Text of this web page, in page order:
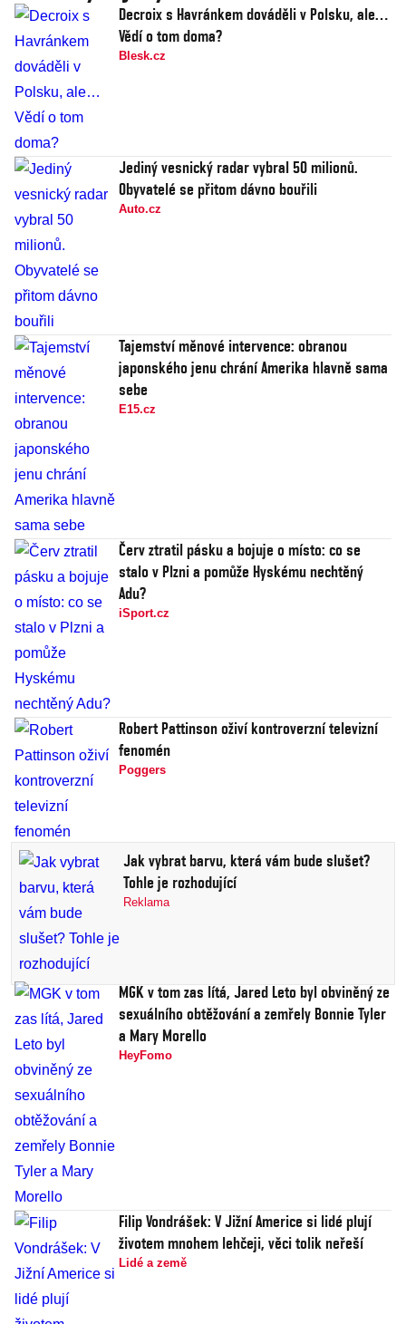
Decroix s Havránkem dováděli v Polsku, ale…
Vědí o tom doma?
Blesk.cz
Jediný vesnický radar vybral 50 milionů.
Obyvatelé se přitom dávno bouřili
Auto.cz
Tajemství měnové intervence: obranou
japonského jenu chrání Amerika hlavně sama
sebe
E15.cz
Červ ztratil pásku a bojuje o místo: co se
stalo v Plzni a pomůže Hyskému nechtěný
Adu?
iSport.cz
Robert Pattinson oživí kontroverzní televizní
fenomén
Poggers
Jak vybrat barvu, která vám bude slušet?
Tohle je rozhodující
Reklama
MGK v tom zas lítá, Jared Leto byl obviněný ze
sexuálního obtěžování a zemřely Bonnie Tyler
a Mary Morello
HeyFomo
Filip Vondrášek: V Jižní Americe si lidé plují
životem mnohem lehčeji, věci tolik neřeší
Lidé a země